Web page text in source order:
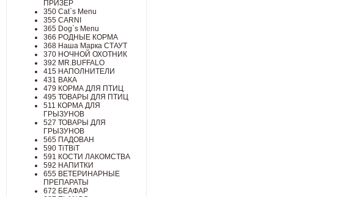
ПРИЗЁР
350 Cat`s Menu
355 CARNI
365 Dog`s Menu
366 РОДНЫЕ КОРМА
368 Наша Марка СТАУТ
370 НОЧНОЙ ОХОТНИК
392 MR.BUFFALO
415 НАПОЛНИТЕЛИ
431 ВАКА
479 КОРМА ДЛЯ ПТИЦ
495 ТОВАРЫ ДЛЯ ПТИЦ
511 КОРМА ДЛЯ
ГРЫЗУНОВ
527 ТОВАРЫ ДЛЯ
ГРЫЗУНОВ
565 ПАДОВАН
590 TiTBiT
591 КОСТИ ЛАКОМСТВА
592 НАПИТКИ
655 ВЕТЕРИНАРНЫЕ
ПРЕПАРАТЫ
672 БЕАФАР